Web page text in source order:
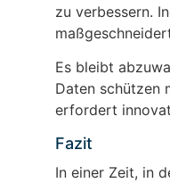
zu verbessern.
Es bleibt
Daten schützen
erfordert
Fazit
In einer Zeit, in